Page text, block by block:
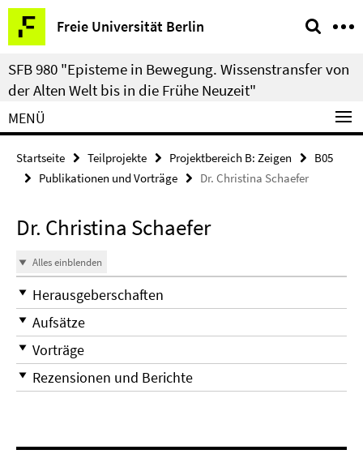
Springe
direkt
zu
Inhalt
Freie Universität Berlin
Service-
Navigation
SFB 980 "Episteme in Bewegung. Wissenstransfer von
der Alten Welt bis in die Frühe Neuzeit"
MENÜ
Startseite Teilprojekte Projektbereich B: Zeigen
B05
Publikationen und Vorträge
Dr. Christina Schaefer
Dr. Christina Schaefer
Alles einblenden
Herausgeberschaften
Aufsätze
Vorträge
Rezensionen und Berichte